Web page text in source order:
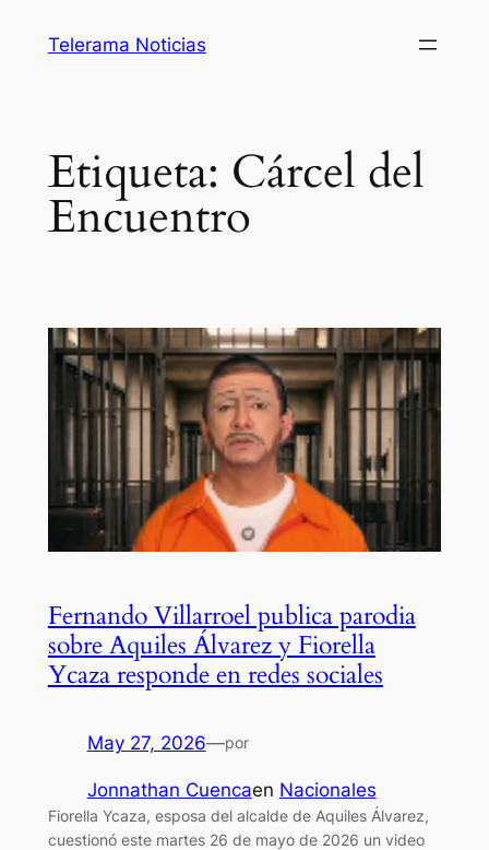
Telerama Noticias
Etiqueta: Cárcel del
Encuentro
Fernando Villarroel publica parodia
sobre Aquiles Álvarez y Fiorella
Ycaza responde en redes sociales
May 27, 2026—por
Jonnathan Cuencaen Nacionales
Fiorella Ycaza, esposa del alcalde de Aquiles Álvarez,
cuestionó este martes 26 de mayo de 2026 un video